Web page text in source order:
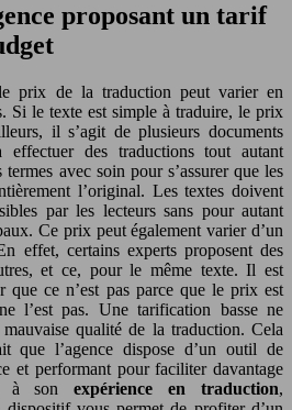
proposant un tarif
prix de la traduction peut varier en
Si le texte est simple à traduire, le prix
il s’agit de plusieurs documents
effectuer des traductions tout autant
avec soin pour s’assurer que les
l’original. Les textes doivent
par les lecteurs sans pour autant
Ce prix peut également varier d’un
effet, certains experts proposent des
et ce, pour le même texte. Il est
que ce n’est pas parce que le prix est
l’est pas. Une tarification basse ne
qualité de la traduction. Cela
que l’agence dispose d’un outil de
et performant pour faciliter davantage
à sonexpérience en traduction,